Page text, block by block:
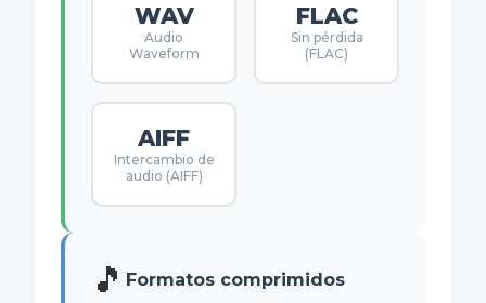
WAV
Audio
Waveform
FLAC
Sin pérdida
(FLAC)
AIFF
Intercambio de
audio (AIFF)
🎵 Formatos comprimidos